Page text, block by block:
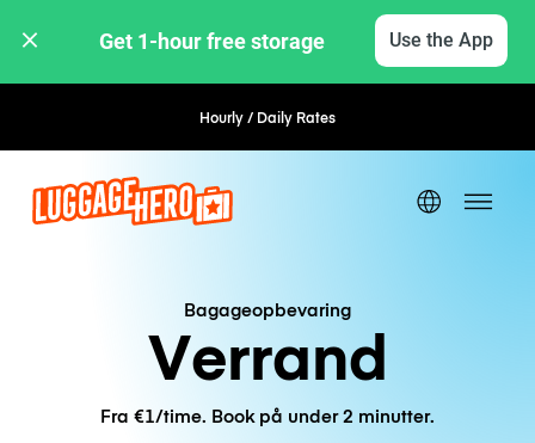
Get 1-hour free storage Use the App
Hourly / Daily RatesFlexible Booking
Bagageopbevaring
Verrand
Fra €1/time. Book på under 2 minutter.